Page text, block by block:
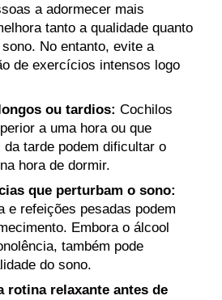
a adormecer mais
tanto a qualidade quanto
No entanto, evite a
de exercícios intensos logo
ou tardios: Cochilos
a uma hora ou que
tarde podem dificultar o
hora de dormir.
que perturbam o sono:
e refeições pesadas podem
Embora o álcool
também pode
do sono.
rotina relaxante antes de